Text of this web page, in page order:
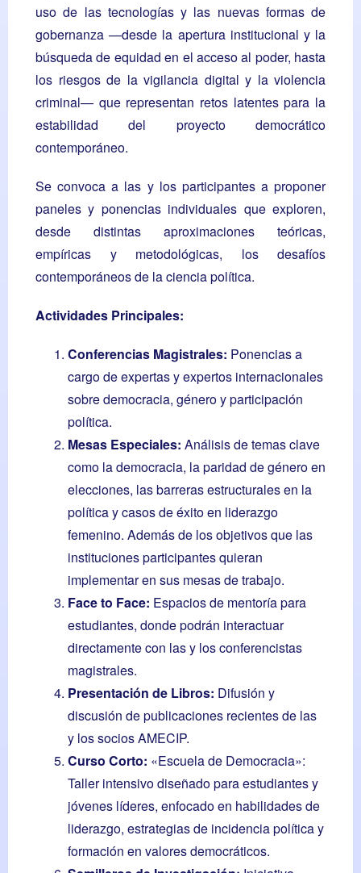
uso de las tecnologías y las nuevas formas de
gobernanza —desde la apertura institucional y la
búsqueda de equidad en el acceso al poder, hasta
los riesgos de la vigilancia digital y la violencia
criminal— que representan retos latentes para la
estabilidad del proyecto democrático
contemporáneo.
Se convoca a las y los participantes a proponer
paneles y ponencias individuales que exploren,
desde distintas aproximaciones teóricas,
empíricas y metodológicas, los desafíos
contemporáneos de la ciencia política.
Actividades Principales:
Conferencias Magistrales: Ponencias a
cargo de expertas y expertos internacionales
sobre democracia, género y participación
política.
Mesas Especiales: Análisis de temas clave
como la democracia, la paridad de género en
elecciones, las barreras estructurales en la
política y casos de éxito en liderazgo
femenino. Además de los objetivos que las
instituciones participantes quieran
implementar en sus mesas de trabajo.
Face to Face: Espacios de mentoría para
estudiantes, donde podrán interactuar
directamente con las y los conferencistas
magistrales.
Presentación de Libros: Difusión y
discusión de publicaciones recientes de las
y los socios AMECIP.
Curso Corto: «Escuela de Democracia»:
Taller intensivo diseñado para estudiantes y
jóvenes líderes, enfocado en habilidades de
liderazgo, estrategias de incidencia política y
formación en valores democráticos.